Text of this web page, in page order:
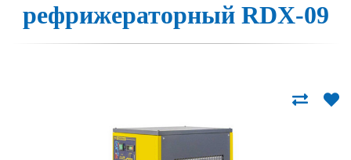
реф­ри­же­ра­тор­ный RDX-09